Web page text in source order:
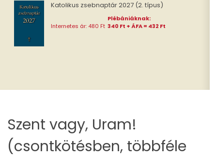
Katolikus zsebnaptár 2027 (2. típus)
Internetes ár: 480 Ft
Plébániáknak:
340 Ft + ÁFA = 432 Ft
Szent vagy, Uram!
(csontkötésben, többféle